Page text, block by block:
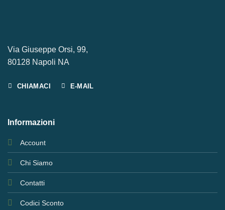
Via Giuseppe Orsi, 99,
80128 Napoli NA
CHIAMACI E-MAIL
Informazioni
Account
Chi Siamo
Contatti
Codici Sconto